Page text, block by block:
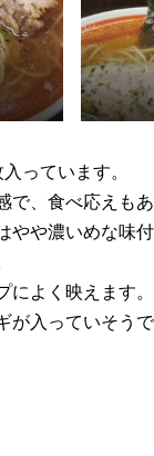
っています。
で、食べ応えもあ
やや濃いめな味
によく映えます。
が入っていそう